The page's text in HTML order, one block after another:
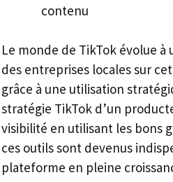
contenu
Le monde de TikTok évolue à
des entreprises locales sur
grâce à une utilisation
stratégie TikTok d’un
visibilité en utilisant les bons
ces outils sont devenus
plateforme en pleine